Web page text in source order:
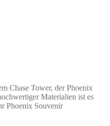
Chase Tower, der Phoenix
Materialien ist es
Phoenix Souvenir